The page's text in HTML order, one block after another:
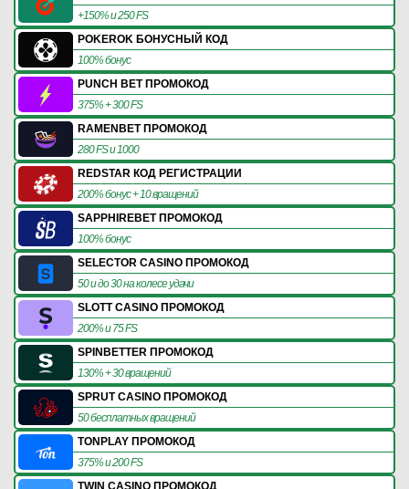
+150% и 250 FS
POKEROK БОНУСНЫЙ КОД
100% бонус
PUNCH BET ПРОМОКОД
375% + 300 FS
RAMENBET ПРОМОКОД
280 FS и 1000
REDSTAR КОД РЕГИСТРАЦИИ
200% бонус + 10 вращений
SAPPHIREBET ПРОМОКОД
100% бонус
SELECTOR CASINO ПРОМОКОД
50 и до 30 на колесе удачи
SLOTT CASINO ПРОМОКОД
200% и 75 FS
SPINBETTER ПРОМОКОД
130% + 30 вращений
SPRUT CASINO ПРОМОКОД
50 бесплатных вращений
TONPLAY ПРОМОКОД
375% и 200 FS
TWIN CASINO ПРОМОКОД